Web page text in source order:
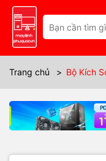
Trang chủ > Bộ Kích